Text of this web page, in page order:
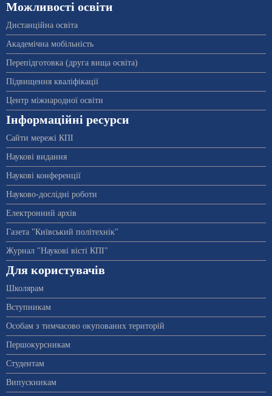
Можливості освіти
Дистанційна освіта
Академічна мобільність
Перепідготовка (друга вища освіта)
Підвищення кваліфікації
Центр міжнародної освіти
Інформаційні ресурси
Сайти мережі КПІ
Наукові видання
Наукові конференції
Науково-дослідні роботи
Електронний архів
Газета "Київський політехнік"
Журнал "Наукові вісті КПІ"
Для користувачів
Школярам
Вступникам
Особам з тимчасово окупованих територій
Першокурсникам
Студентам
Випускникам